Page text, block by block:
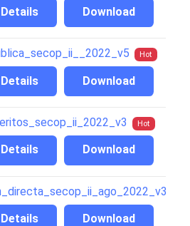
Download
Details
Hot
Download
Details
Hot
Download
Details
Download
Details